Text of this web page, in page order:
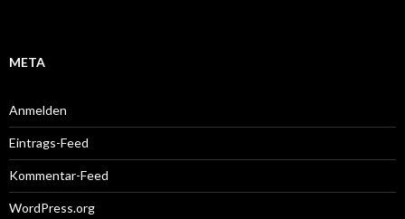
META
Anmelden
Eintrags-Feed
Kommentar-Feed
WordPress.org